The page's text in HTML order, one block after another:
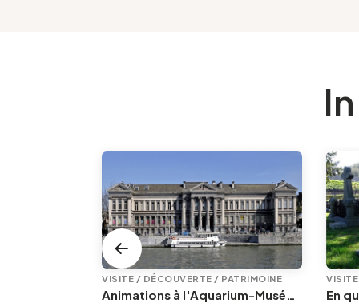
VISITE / DÉCOUVERTE / PATRIMOINE
Animations à l'Aquarium-Muséum